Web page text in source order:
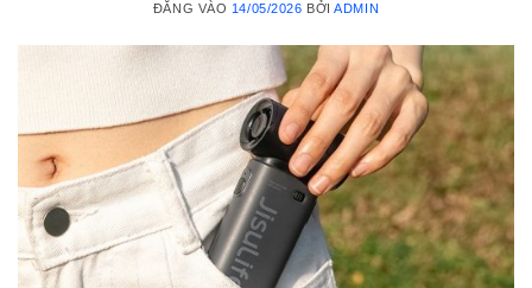
ĐĂNG VÀO 14/05/2026 BỞIADMIN